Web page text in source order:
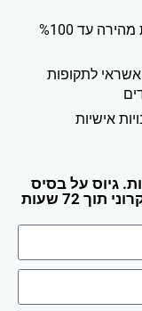
נכיון צ'קים לחברות – מסגרת ניכיונות מהירה עד %100
לתקופות
אישיות
גיוס על בסיס
72 שעות